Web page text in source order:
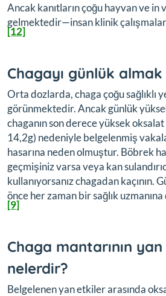
Ancak kanıtların çoğu hayvan ve in
gelmektedir—insan klinik
[12]
Chagayı günlük
Orta dozlarda, chaga çoğu sağlıklı
görünmektedir. Ancak günlük
chaganın son derece yüksek
14,2g) nedeniyle belgelenmiş
hasarına neden olmuştur. Böbrek
geçmişiniz varsa veya kan
kullanıyorsanız chagadan kaçının.
önce her zaman bir sağlık uzmanına
[9]
Chaga mantarının
nelerdir?
Belgelenen yan etkiler arasında